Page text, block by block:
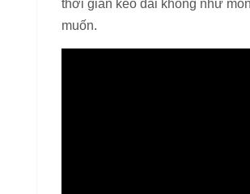
thời gian kéo dài không như
muốn.